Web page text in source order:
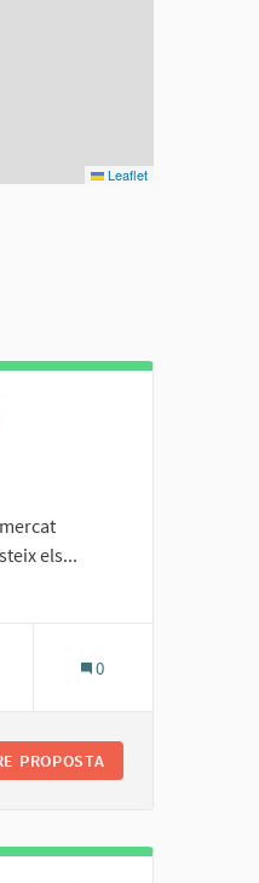
Leaflet
els...
ocupació. Formació continua
0
PROPOSTA